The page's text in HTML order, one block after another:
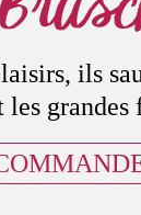
ils
les grandes